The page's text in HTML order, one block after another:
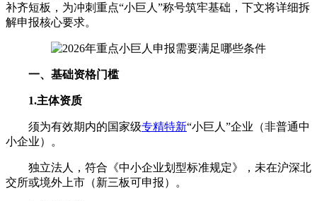
补齐短板，为冲刺重点“小巨人”称号筑牢基础，下文将详细拆
解申报核心要求。
一、基础资格门槛
1.主体资质
须为有效期内的国家级专精特新“小巨人”企业（非普通中
小企业）。
独立法人，符合《中小企业划型标准规定》，未在沪深北
交所或境外上市（新三板可申报）。